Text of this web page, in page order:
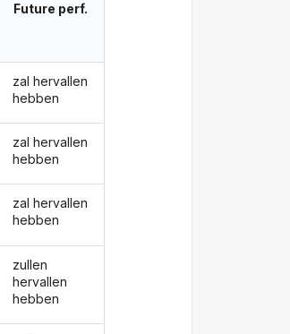
Future perf.
zal hervallen
hebben
zal hervallen
hebben
zal hervallen
hebben
zullen
hervallen
hebben